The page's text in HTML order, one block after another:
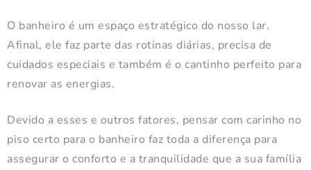
O banheiro é um espaço estratégico do nosso lar.
Afinal, ele faz parte das rotinas diárias, precisa de
cuidados especiais e também é o cantinho perfeito para
renovar as energias.
Devido a esses e outros fatores, pensar com carinho no
piso certo para o banheiro faz toda a diferença para
assegurar o conforto e a tranquilidade que a sua família